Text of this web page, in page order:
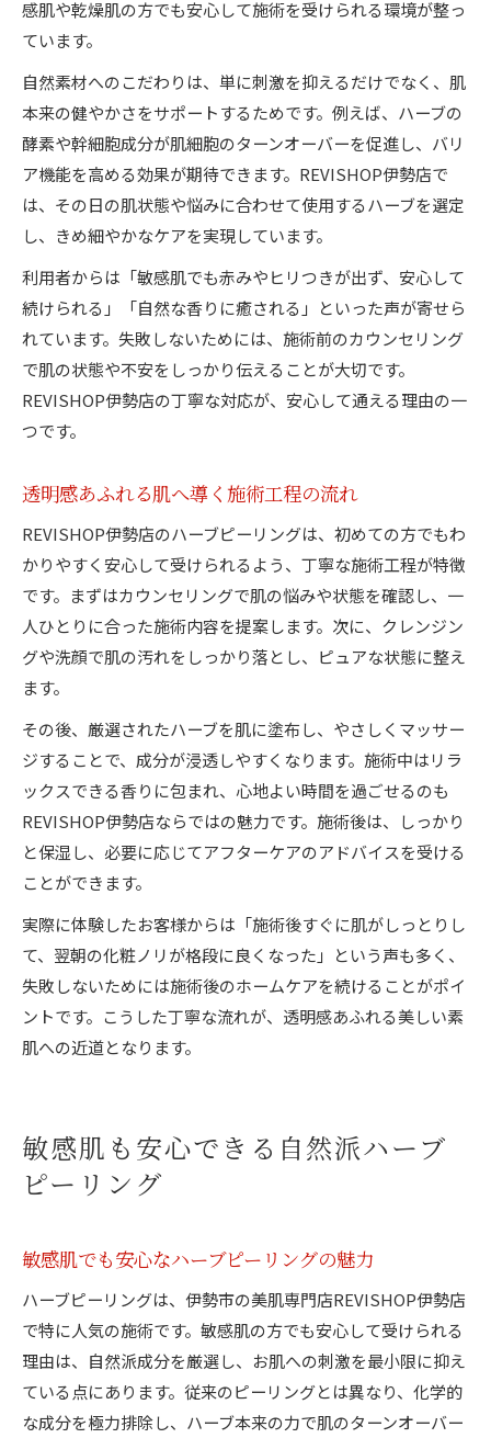
感肌や乾燥肌の方でも安心して施術を受けられる環境が整っ
ています。
自然素材へのこだわりは、単に刺激を抑えるだけでなく、肌
本来の健やかさをサポートするためです。例えば、ハーブの
酵素や幹細胞成分が肌細胞のターンオーバーを促進し、バリ
ア機能を高める効果が期待できます。REVISHOP伊勢店で
は、その日の肌状態や悩みに合わせて使用するハーブを選定
し、きめ細やかなケアを実現しています。
利用者からは「敏感肌でも赤みやヒリつきが出ず、安心して
続けられる」「自然な香りに癒される」といった声が寄せら
れています。失敗しないためには、施術前のカウンセリング
で肌の状態や不安をしっかり伝えることが大切です。
REVISHOP伊勢店の丁寧な対応が、安心して通える理由の一
つです。
透明感あふれる肌へ導く施術工程の流れ
REVISHOP伊勢店のハーブピーリングは、初めての方でもわ
かりやすく安心して受けられるよう、丁寧な施術工程が特徴
です。まずはカウンセリングで肌の悩みや状態を確認し、一
人ひとりに合った施術内容を提案します。次に、クレンジン
グや洗顔で肌の汚れをしっかり落とし、ピュアな状態に整え
ます。
その後、厳選されたハーブを肌に塗布し、やさしくマッサー
ジすることで、成分が浸透しやすくなります。施術中はリラ
ックスできる香りに包まれ、心地よい時間を過ごせるのも
REVISHOP伊勢店ならではの魅力です。施術後は、しっかり
と保湿し、必要に応じてアフターケアのアドバイスを受ける
ことができます。
実際に体験したお客様からは「施術後すぐに肌がしっとりし
て、翌朝の化粧ノリが格段に良くなった」という声も多く、
失敗しないためには施術後のホームケアを続けることがポイ
ントです。こうした丁寧な流れが、透明感あふれる美しい素
肌への近道となります。
敏感肌も安心できる自然派ハーブ
ピーリング
敏感肌でも安心なハーブピーリングの魅力
ハーブピーリングは、伊勢市の美肌専門店REVISHOP伊勢店
で特に人気の施術です。敏感肌の方でも安心して受けられる
理由は、自然派成分を厳選し、お肌への刺激を最小限に抑え
ている点にあります。従来のピーリングとは異なり、化学的
な成分を極力排除し、ハーブ本来の力で肌のターンオーバー